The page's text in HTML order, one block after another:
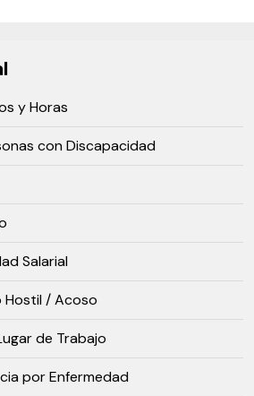
y Horas
con Discapacidad
Salarial
Hostil / Acoso
de Trabajo
por Enfermedad